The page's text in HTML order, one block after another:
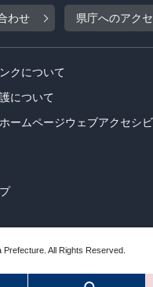
わせ 県庁へのアク
クについて
について
ームページウェブアクセシ
All Rights Reserved.